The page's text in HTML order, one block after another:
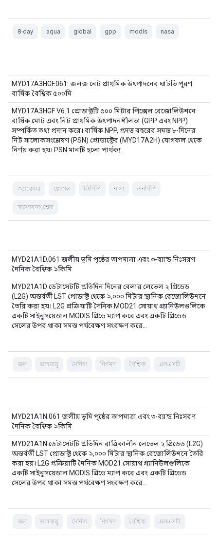
8-day aqua global gpp modis nasa
MYD17A3HGF.061: জলজ নেট প্রাথমিক উৎপাদনের ঘাটতি পূরণ
বার্ষিক বৈশ্বিক ৫০০মি
MYD17A3HGF V6.1 প্রোডাক্টটি ৫০০ মিটার পিক্সেল রেজোলিউশনে
বার্ষিক মোট এবং নিট প্রাথমিক উৎপাদনশীলতা (GPP এবং NPP)
সম্পর্কিত তথ্য প্রদান করে। বার্ষিক NPP, প্রদত্ত বছরের সমস্ত ৮-দিনের
নিট সালোকসংশ্লেষণ (PSN) প্রোডাক্টের (MYD17A2H) যোগফল থেকে
নির্ণয় করা হয়। PSN মানটি হলো পার্থক্য…
অ্যাকোয়া গ্লোবাল জিপিপি নাসা এনপিপি
সালোকসংশ্লেষ
MYD21A1D.061 জলীয় ভূমি পৃষ্ঠের তাপমাত্রা এবং ৩-ব্যান্ড নিঃসরণ
দৈনিক বৈশ্বিক ১কিমি
MYD21A1D ডেটাসেটটি প্রতিদিন দিনের বেলার লেভেল ২ গ্রিডেড
(L2G) অন্তর্বর্তী LST প্রোডাক্ট থেকে ১,০০০ মিটার স্থানিক রেজোলিউশনে
তৈরি করা হয়। L2G প্রক্রিয়াটি দৈনিক MOD21 সোয়াথ গ্র্যানিউলগুলিকে
একটি সাইনুসয়েডাল MODIS গ্রিডে ম্যাপ করে এবং একটি গ্রিডেড
সেলের উপর থাকা সমস্ত পর্যবেক্ষণ সংরক্ষণ করে…
জল জলবায়ু দৈনিক নির্গমন বৈশ্বিক এলএসটি
MYD21A1N.061 জলীয় ভূমি পৃষ্ঠের তাপমাত্রা এবং ৩-ব্যান্ড নিঃসরণ
দৈনিক বৈশ্বিক ১কিমি
MYD21A1N ডেটাসেটটি প্রতিদিন রাত্রিকালীন লেভেল ২ গ্রিডেড (L2G)
অন্তর্বর্তী LST প্রোডাক্ট থেকে ১,০০০ মিটার স্থানিক রেজোলিউশনে তৈরি
করা হয়। L2G প্রক্রিয়াটি দৈনিক MOD21 সোয়াথ গ্র্যানিউলগুলিকে
একটি সাইনুসয়েডাল MODIS গ্রিডে ম্যাপ করে এবং একটি গ্রিডেড
সেলের উপর থাকা সমস্ত পর্যবেক্ষণ সংরক্ষণ করে…
জল জলবায়ু দৈনিক নির্গমন বৈশ্বিক এলএসটি